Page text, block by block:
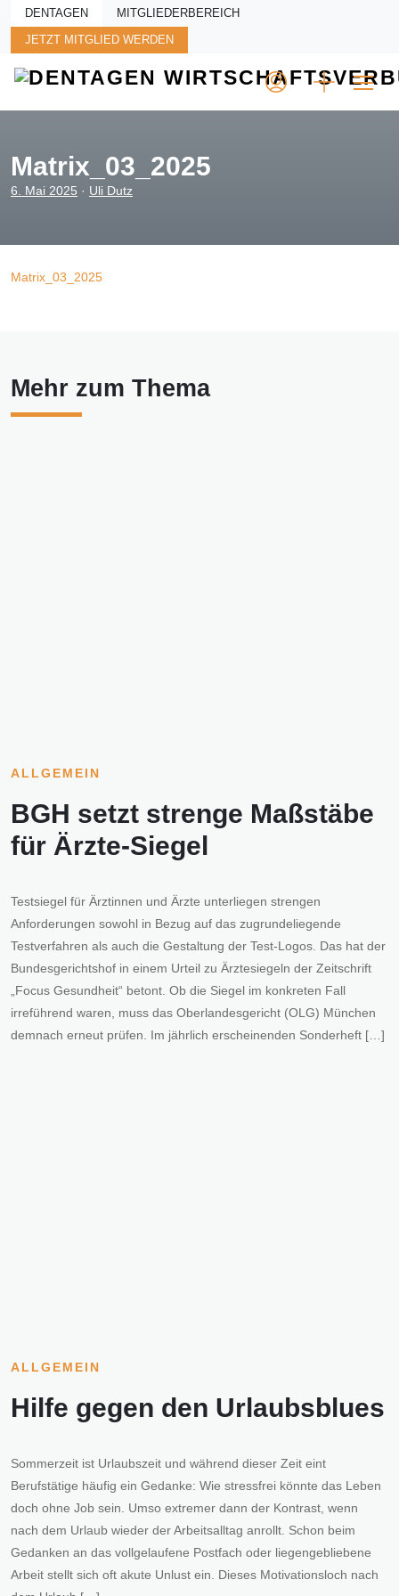
Skip to main content
DENTAGEN MITGLIEDERBEREICH
JETZT MITGLIED WERDEN
Matrix_03_2025
6. Mai 2025 · Uli Dutz
Matrix_03_2025
Mehr zum Thema
ALLGEMEIN
BGH setzt strenge Maßstäbe
für Ärzte-Siegel
Testsiegel für Ärztinnen und Ärzte unterliegen strengen
Anforderungen sowohl in Bezug auf das zugrundeliegende
Testverfahren als auch die Gestaltung der Test-Logos. Das hat der
Bundesgerichtshof in einem Urteil zu Ärztesiegeln der Zeitschrift
„Focus Gesundheit“ betont. Ob die Siegel im konkreten Fall
irreführend waren, muss das Oberlandesgericht (OLG) München
demnach erneut prüfen. Im jährlich erscheinenden Sonderheft […]
ALLGEMEIN
Hilfe gegen den Urlaubsblues
Sommerzeit ist Urlaubszeit und während dieser Zeit eint
Berufstätige häufig ein Gedanke: Wie stressfrei könnte das Leben
doch ohne Job sein. Umso extremer dann der Kontrast, wenn
nach dem Urlaub wieder der Arbeitsalltag anrollt. Schon beim
Gedanken an das vollgelaufene Postfach oder liegengebliebene
Arbeit stellt sich oft akute Unlust ein. Dieses Motivationsloch nach